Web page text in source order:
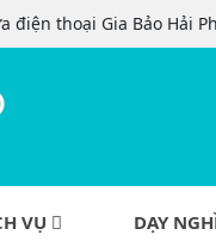
điện thoại Gia Bảo Hải
VỤ DẠY